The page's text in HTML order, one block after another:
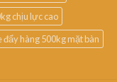
chịu lực cao
đẩy hàng 500kg mặt bàn